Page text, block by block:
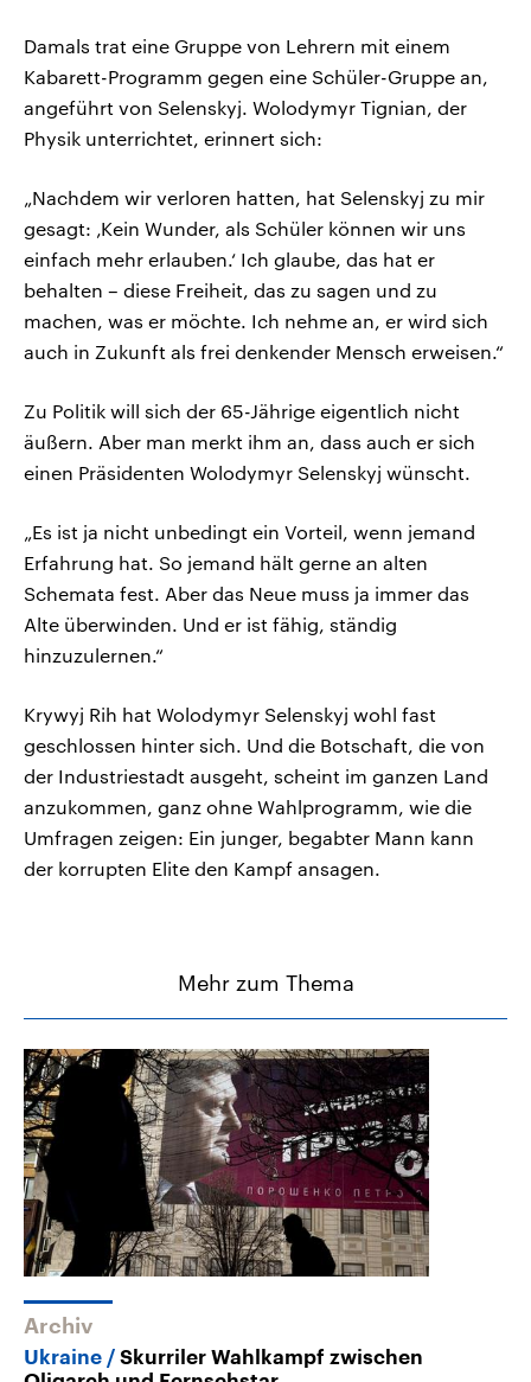
Damals trat eine Gruppe von Lehrern mit einem
Kabarett-Programm gegen eine Schüler-Gruppe an,
angeführt von Selenskyj. Wolodymyr Tignian, der
Physik unterrichtet, erinnert sich:
„Nachdem wir verloren hatten, hat Selenskyj zu mir
gesagt: ‚Kein Wunder, als Schüler können wir uns
einfach mehr erlauben.‘ Ich glaube, das hat er
behalten – diese Freiheit, das zu sagen und zu
machen, was er möchte. Ich nehme an, er wird sich
auch in Zukunft als frei denkender Mensch erweisen.“
Zu Politik will sich der 65-Jährige eigentlich nicht
äußern. Aber man merkt ihm an, dass auch er sich
einen Präsidenten Wolodymyr Selenskyj wünscht.
„Es ist ja nicht unbedingt ein Vorteil, wenn jemand
Erfahrung hat. So jemand hält gerne an alten
Schemata fest. Aber das Neue muss ja immer das
Alte überwinden. Und er ist fähig, ständig
hinzuzulernen.“
Krywyj Rih hat Wolodymyr Selenskyj wohl fast
geschlossen hinter sich. Und die Botschaft, die von
der Industriestadt ausgeht, scheint im ganzen Land
anzukommen, ganz ohne Wahlprogramm, wie die
Umfragen zeigen: Ein junger, begabter Mann kann
der korrupten Elite den Kampf ansagen.
Mehr zum Thema
Archiv
Ukraine
Skurriler Wahlkampf zwischen